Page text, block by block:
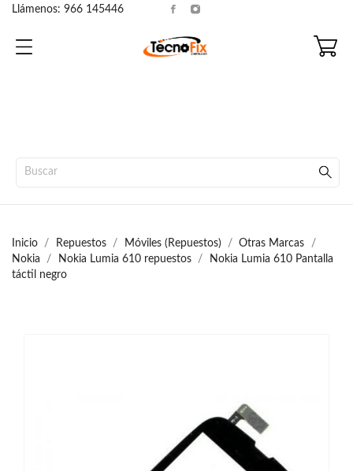
Llámenos: 966 145446
Inicio Repuestos Móviles (Repuestos)
Otras Marcas
Nokia
Nokia Lumia 610 repuestos
Nokia Lumia 610 Pantalla
táctil negro